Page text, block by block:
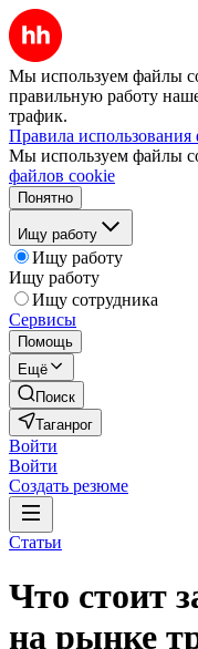
Мы используем файлы
правильную работу
трафик.
Правила
Мы используем файлы
файлов cookie
Понятно
Ищу работу
Ищу работу
Ищу работу
Ищу сотрудника
Сервисы
Помощь
Ещё
Поиск
Таганрог
Войти
Войти
Создать резюме
Статьи
Что стоит
на рынке